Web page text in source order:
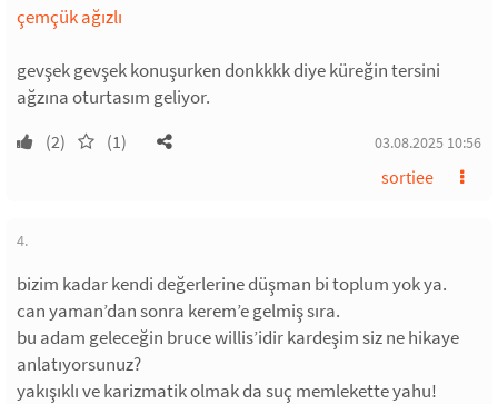
çemçük ağızlı
gevşek gevşek konuşurken donkkkk diye küreğin tersini
ağzına oturtasım geliyor.
(2) (1) 03.08.2025 10:56
sortiee
4.
bizim kadar kendi değerlerine düşman bi toplum yok ya.
can yaman’dan sonra kerem’e gelmiş sıra.
bu adam geleceğin bruce willis’idir kardeşim siz ne hikaye
anlatıyorsunuz?
yakışıklı ve karizmatik olmak da suç memlekette yahu!